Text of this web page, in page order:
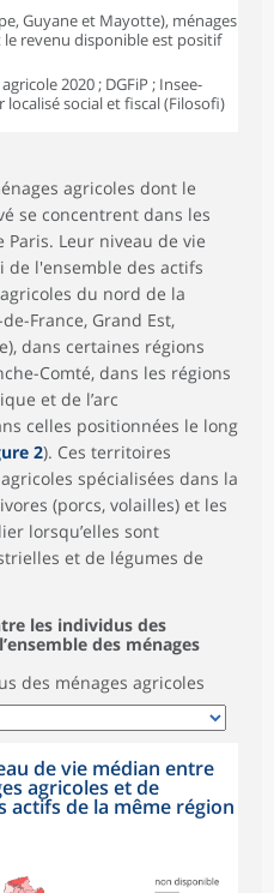
Guyane et Mayotte), ménages
revenu disponible est positif
2020 ; DGFiP ; Insee-
localisé social et fiscal (Filosofi)
agricoles dont le
se concentrent dans les
Leur niveau de vie
l'ensemble des actifs
du nord de la
France, Grand Est,
dans certaines régions
Comté, dans les régions
et de l’arc
celles positionnées le long
2). Ces territoires
spécialisées dans la
(porcs, volailles) et les
lorsqu’elles sont
et de légumes de
les individus des
des ménages
des ménages agricoles
de vie médian entre
agricoles et de
actifs de la même région